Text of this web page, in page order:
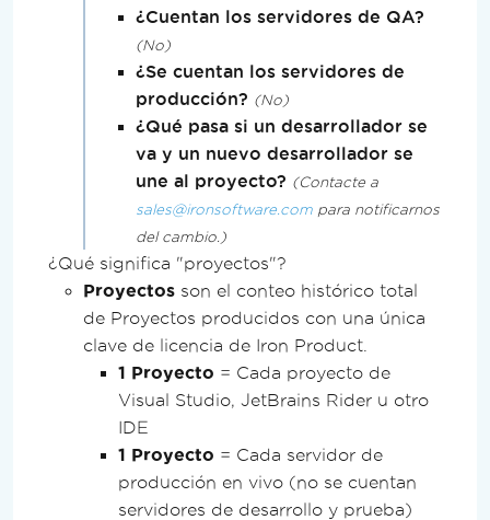
¿Cuentan los servidores de QA?
No
¿Se cuentan los servidores de
producción?
No
¿Qué pasa si un desarrollador se
va y un nuevo desarrollador se
une al proyecto?
Contacte a
sales@ironsoftware.com para notificarnos
del cambio.
¿Qué significa "proyectos"?
Proyectos son el conteo histórico total
de Proyectos producidos con una única
clave de licencia de Iron Product.
1 Proyecto = Cada proyecto de
Visual Studio, JetBrains Rider u otro
IDE
1 Proyecto = Cada servidor de
producción en vivo (no se cuentan
servidores de desarrollo y prueba)